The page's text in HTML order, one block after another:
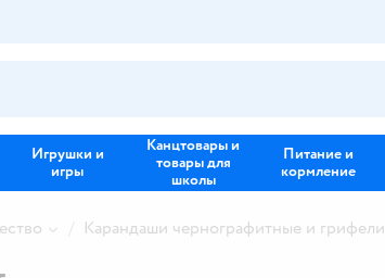
Игрушки и
игры
Канцтовары и
товары для
школы
Питание и
кормление
Карандаши чернографитные и грифели